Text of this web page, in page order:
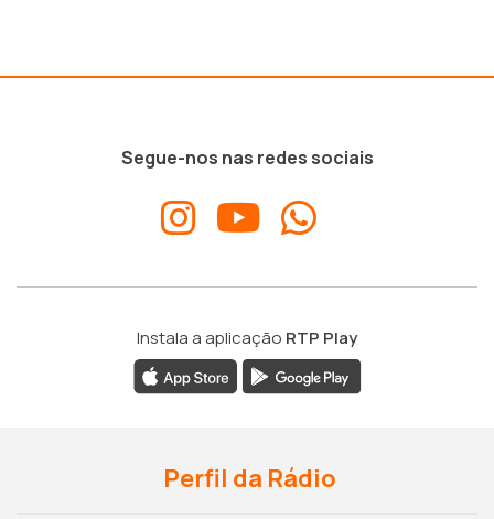
Segue-nos nas redes sociais
Instala a aplicação RTP Play
Perfil da Rádio